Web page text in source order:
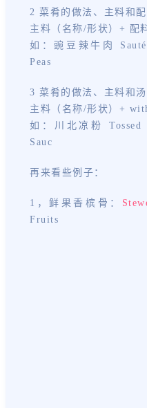
2 菜肴的做法、主料和
主料（名称/形状）+ 配
如：豌豆辣牛肉
Peas
3 菜肴的做法、主料和
主料（名称/形状）+
如：川北凉粉
Sauc
再来看些例子：
1，鲜果香槟骨：
Fruits